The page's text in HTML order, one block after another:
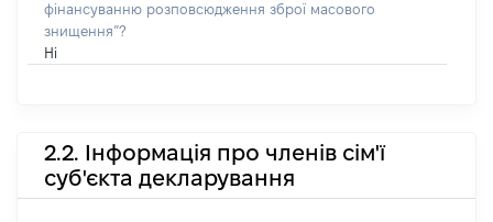
фінансуванню розповсюдження зброї масового
знищення”?
Ні
2.2. Інформація про членів сім'ї
суб'єкта декларування